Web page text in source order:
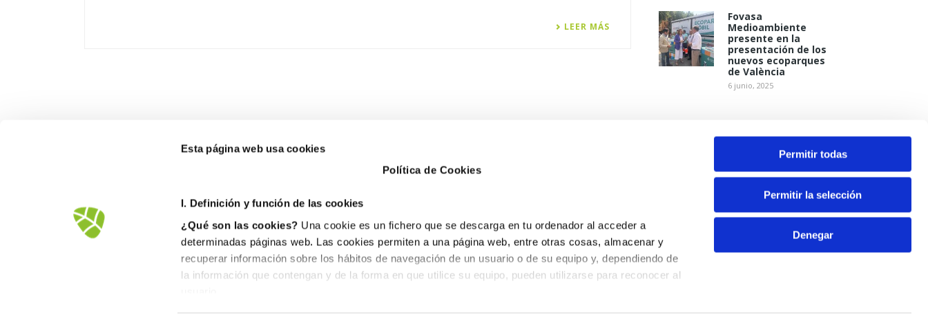
Esta página web usa cookies
Política de Cookies
I. Definición y función de las cookies
¿Qué son las cookies? Una cookie es un fichero que se descarga en tu ordenador al acceder a
determinadas páginas web. Las cookies permiten a una página web, entre otras cosas, almacenar y
recuperar información sobre los hábitos de navegación de un usuario o de su equipo y, dependiendo de
la información que contengan y de la forma en que utilice su equipo, pueden utilizarse para reconocer al
Permitir todas
Permitir la selección
Denegar
LEER MÁS
Fovasa
Medioambiente
presente en la
presentación de los
nuevos ecoparques
de València
6 junio, 2025
Avd.Comarques Pais Valencià, 39